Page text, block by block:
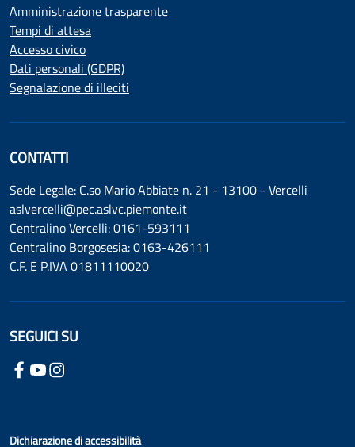
Amministrazione trasparente
Tempi di attesa
Accesso civico
Dati personali (GDPR)
Segnalazione di illeciti
CONTATTI
Sede Legale: C.so Mario Abbiate n. 21 - 13100 - Vercelli
aslvercelli@pec.aslvc.piemonte.it
Centralino Vercelli: 0161-593111
Centralino Borgosesia: 0163-426111
C.F. E P.IVA 01811110020
SEGUICI SU
Dichiarazione di accessibilità